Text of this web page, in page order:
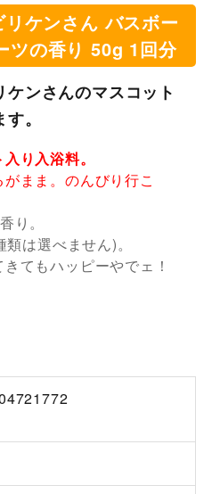
ケンさん バスボー
ツの香り 50g 1回分
ンさんのマスコット
。
り入浴料。
まま。のんびり行こ
り。
は選べません)。
てもハッピーやでェ！